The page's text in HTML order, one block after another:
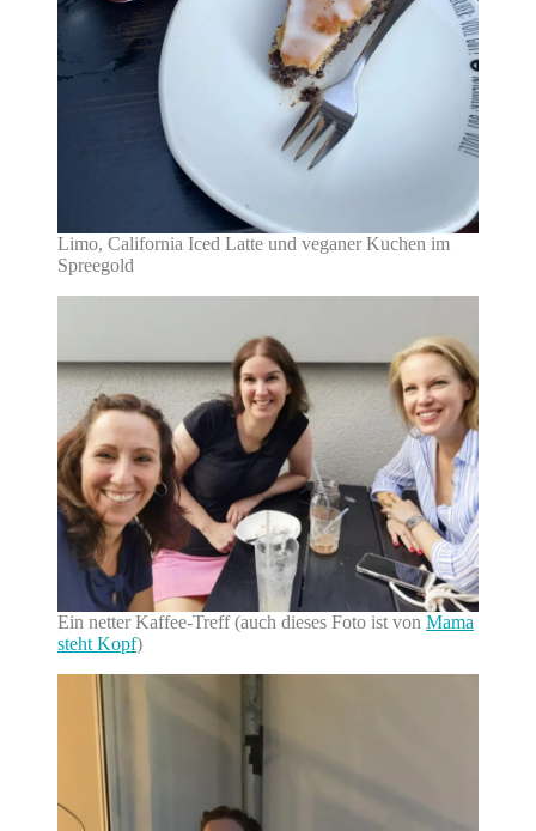
Limo, California Iced Latte und veganer Kuchen im
Spreegold
Ein netter Kaffee-Treff (auch dieses Foto ist von Mama
steht Kopf)